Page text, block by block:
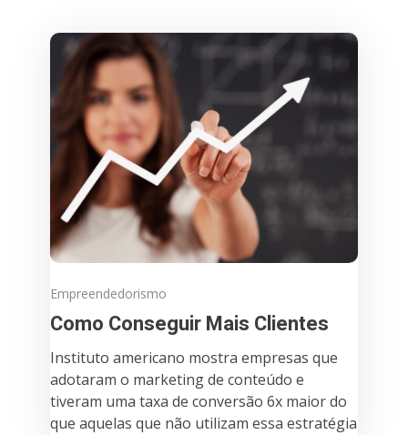
Empreendedorismo
Como Conseguir Mais Clientes
Instituto americano mostra empresas que
adotaram o marketing de conteúdo e
tiveram uma taxa de conversão 6x maior do
que aquelas que não utilizam essa estratégia